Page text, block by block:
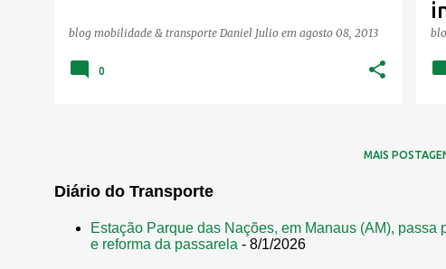
blog mobilidade & transporte Daniel Julio em agosto 08, 2013
0
MAIS
Diário do Transporte
Estação Parque das Nações, em Manaus (AM),
e reforma da passarela - 8/1/2026